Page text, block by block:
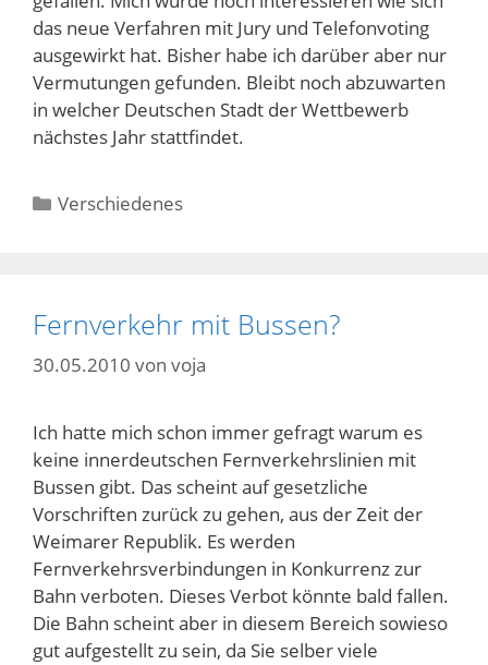
das neue Verfahren mit Jury und Telefonvoting
ausgewirkt hat. Bisher habe ich darüber aber nur
Vermutungen gefunden. Bleibt noch abzuwarten
in welcher Deutschen Stadt der Wettbewerb
nächstes Jahr stattfindet.
Kategorien
Verschiedenes
Fernverkehr mit Bussen?
30.05.2010 von voja
Ich hatte mich schon immer gefragt warum es
keine innerdeutschen Fernverkehrslinien mit
Bussen gibt. Das scheint auf gesetzliche
Vorschriften zurück zu gehen, aus der Zeit der
Weimarer Republik. Es werden
Fernverkehrsverbindungen in Konkurrenz zur
Bahn verboten. Dieses Verbot könnte bald fallen.
Die Bahn scheint aber in diesem Bereich sowieso
gut aufgestellt zu sein, da Sie selber viele